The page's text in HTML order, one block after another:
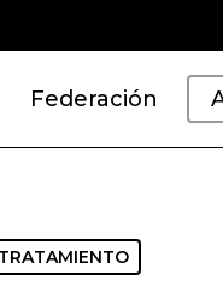
Federación
TRATAMIENTO